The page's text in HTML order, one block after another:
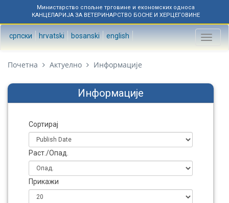
Министарство спољне трговине и економских односа
КАНЦЕЛАРИЈА ЗА ВЕТЕРИНАРСТВО БОСНЕ И ХЕРЦЕГОВИНЕ
српски hrvatski bosanski english
Toggle
Почетна Актуелно Информације
Информације
Сортирај
Раст./Опад.
Прикажи